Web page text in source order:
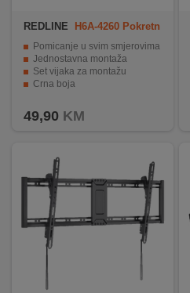
REDLINE
H6A-4260 Pokretn
Pomicanje u svim smjerovima
Jednostavna montaža
Set vijaka za montažu
Crna boja
49,90 KM